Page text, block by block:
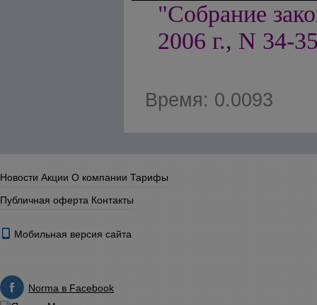
"Собрание
2006 г., N 34-
Время: 0.0093
Новости Акции О компании Тарифы
Публичная оферта Контакты
Мобильная версия сайта
Norma в Facebook